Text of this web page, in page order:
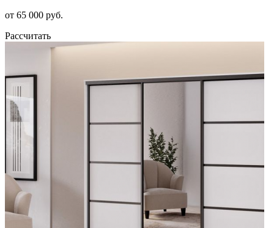
от 65 000 руб.
Рассчитать